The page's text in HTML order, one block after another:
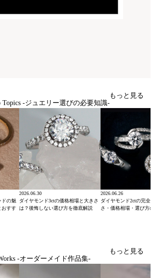
Topics -ジュエリー選びの必要知識-
もっと見る
ドの魅
おすす
2026.06.30
ダイヤモンド3ctの価格相場と大きさ
は？後悔しない選び方を徹底解説
2026.06.26
ダイヤモンド2ctの完全
さ・価格相場・選び方
-オーダーメイド作品集-
もっと見る